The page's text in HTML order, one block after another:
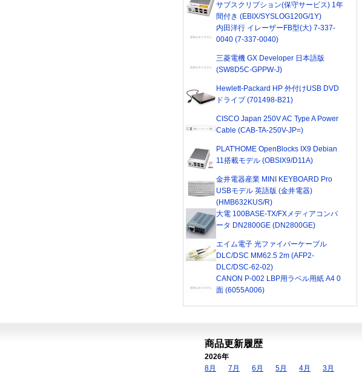
サブスクリプション(保守サービス) 1年
間付き (EBIX/SYSLOG120G/1Y)
内田洋行 イレーザーFB型(大) 7-337-
0040 (7-337-0040)
三菱電機 GX Developer 日本語版
(SW8D5C-GPPW-J)
Hewlett-Packard HP 外付けUSB DVD
ドライブ (701498-B21)
CISCO Japan 250V AC Type A Power
Cable (CAB-TA-250V-JP=)
PLAT'HOME OpenBlocks IX9 Debian
11搭載モデル (OBSIX9/D11A)
金井電器産業 MINI KEYBOARD Pro
USBモデル 英語版 (金井電器)
(HMB632KUS/R)
大電 100BASE-TX/FXメディアコンバ
ータ DN2800GE (DN2800GE)
エイム電子 光ファイバーケーブル
DLC/DSC MM62.5 2m (AFP2-
DLC/DSC-62-02)
CANON P-002 LBP用ラベル用紙 A4 0
面 (6055A006)
商品更新履歴
2026年
8月
7月 6月 5月 4月
3月